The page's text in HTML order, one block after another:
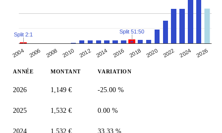
2004 2006 2008 2010 2012 2014 2016 2018 2020 2022 2024 2026
Split 2:1 Split 51:50
ANNÉE MONTANT VARIATION
2026 1,149 € -25.00 %
2025 1,532 € 0.00 %
2024 1,532 € 33.33 %